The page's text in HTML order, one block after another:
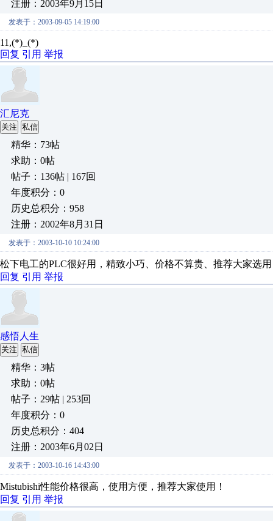
注册：2003年9月15日
发表于：2003-09-05 14:19:00
11,(*)_(*)
回复 引用 举报
汇尼克
关注 私信
精华：73帖
求助：0帖
帖子：136帖 | 167回
年度积分：0
历史总积分：958
注册：2002年8月31日
发表于：2003-10-10 10:24:00
松下电工的PLC很好用，精致小巧、价格不算贵、推荐大家选
回复 引用 举报
感悟人生
关注 私信
精华：3帖
求助：0帖
帖子：29帖 | 253回
年度积分：0
历史总积分：404
注册：2003年6月02日
发表于：2003-10-16 14:43:00
Mistubishi性能价格很高，使用方便，推荐大家使用！
回复 引用 举报